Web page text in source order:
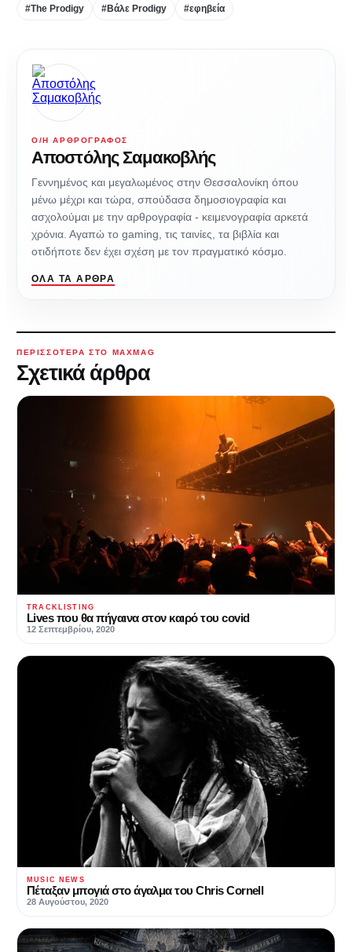
#The Prodigy #Βάλε Prodigy #εφηβεία
Ο/Η ΑΡΘΡΟΓΡΆΦΟΣ
Αποστόλης Σαμακοβλής
Γεννημένος και μεγαλωμένος στην Θεσσαλονίκη όπου
μένω μέχρι και τώρα, σπούδασα δημοσιογραφία και
ασχολούμαι με την αρθρογραφία - κειμενογραφία αρκετά
χρόνια. Αγαπώ το gaming, τις ταινίες, τα βιβλία και
οτιδήποτε δεν έχει σχέση με τον πραγματικό κόσμο.
ΌΛΑ ΤΑ ΆΡΘΡΑ
ΠΕΡΙΣΣΌΤΕΡΑ ΣΤΟ MAXMAG
Σχετικά άρθρα
TRACKLISTING
Lives που θα πήγαινα στον καιρό του covid
12 Σεπτεμβρίου, 2020
MUSIC NEWS
Πέταξαν μπογιά στο άγαλμα του Chris Cornell
28 Αυγούστου, 2020